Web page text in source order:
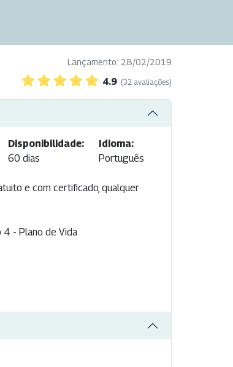
Lançamento: 28/02/2019
4.9 (32 avaliações)
Disponibilidade:
60 dias
Idioma:
Português
e com certificado, qualquer
4 - Plano de Vida